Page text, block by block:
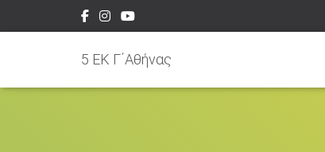
5 EK Γ΄Αθήνας